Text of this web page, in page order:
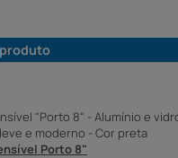
"Porto 8" - Alumínio e
e moderno - Cor preta
Porto 8"